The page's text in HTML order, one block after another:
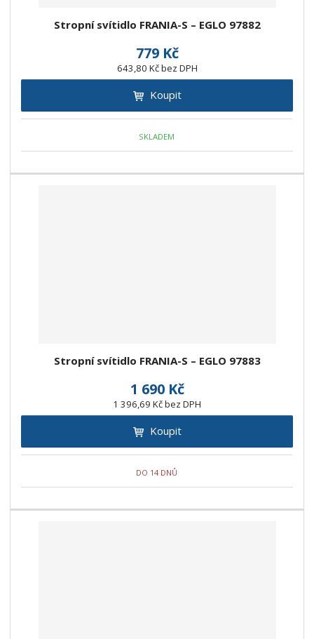
Stropní svítidlo FRANIA-S – EGLO 97882
779 Kč
643,80 Kč bez DPH
Koupit
SKLADEM
Stropní svítidlo FRANIA-S – EGLO 97883
1 690 Kč
1 396,69 Kč bez DPH
Koupit
DO 14 DNŮ